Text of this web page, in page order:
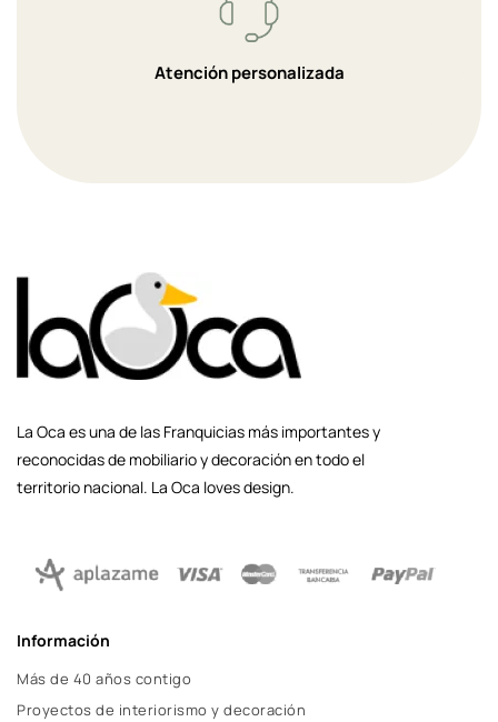
Atención personalizada
La Oca es una de las Franquicias más importantes y
reconocidas de mobiliario y decoración en todo el
territorio nacional. La Oca loves design.
Información
Más de 40 años contigo
Proyectos de interiorismo y decoración